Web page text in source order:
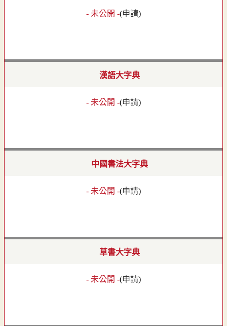
- 未公開 -(申請)
漢語大字典
- 未公開 -(申請)
中國書法大字典
- 未公開 -(申請)
草書大字典
- 未公開 -(申請)